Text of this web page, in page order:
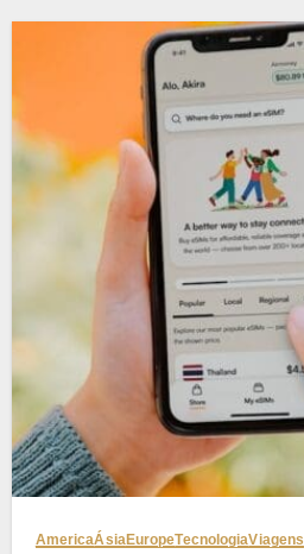
AmericaÁsiaEuropeTecnologiaViagens